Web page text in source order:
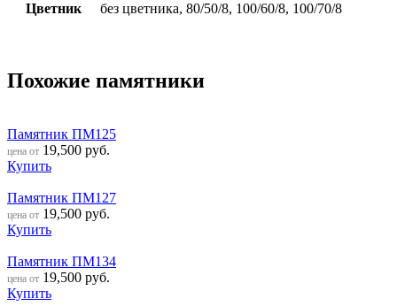
Цветник без цветника, 80/50/8, 100/60/8, 100/70/8
Похожие памятники
Памятник ПМ125
цена от 19,500 руб.
Купить
Памятник ПМ127
цена от 19,500 руб.
Купить
Памятник ПМ134
цена от 19,500 руб.
Купить